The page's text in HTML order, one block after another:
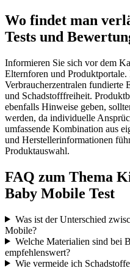
Wo findet man
Tests und
Informieren Sie sich vor dem
Elternforen und
Verbraucherzentralen fundierte
und Schadstofffreiheit.
ebenfalls Hinweise geben,
werden, da individuelle
umfassende Kombination aus
und Herstellerinformationen
Produktauswahl.
FAQ zum Thema
Baby Mobile Test
Was ist der Unterschied
Mobile?
Welche Materialien sind bei
empfehlenswert?
Wie vermeide ich